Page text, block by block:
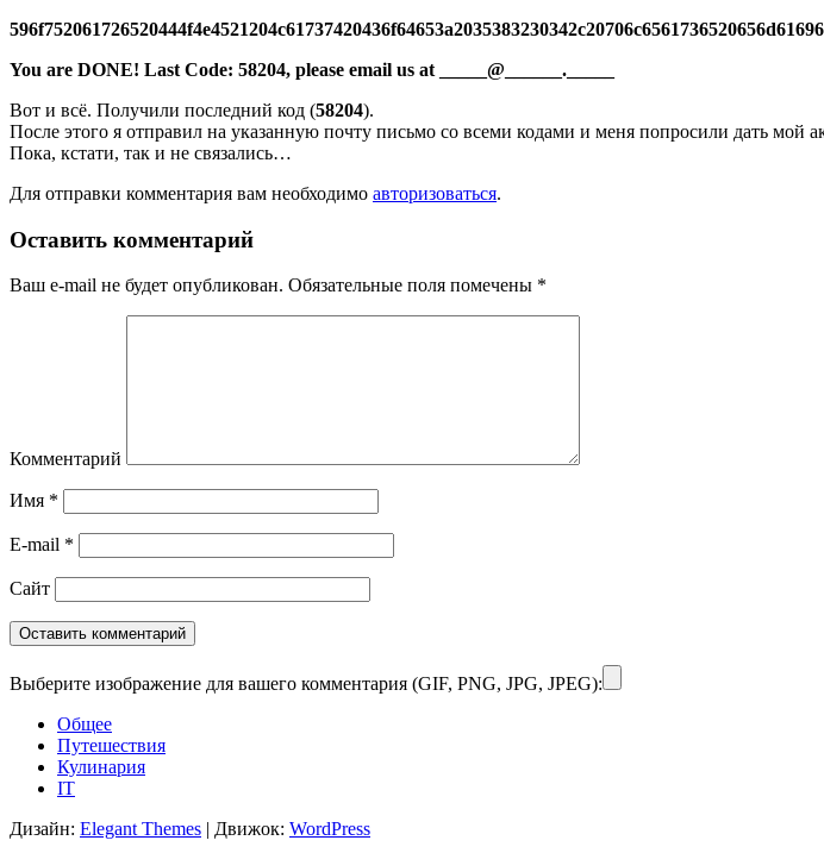
You are DONE! Last Code: 58204, please email us at _____@______._____
Вот и всё. Получили последний код (58204).
После этого я отправил на указанную почту письмо со всеми кодами и меня попросили дать мой
Пока, кстати, так и не связались…
Для отправки комментария вам необходимо авторизоваться.
Оставить комментарий
Ваш e-mail не будет опубликован. Обязательные поля помечены *
Комментарий
Имя *
E-mail *
Сайт
Выберите изображение для вашего комментария (GIF, PNG, JPG, JPEG):
Общее
Путешествия
Кулинария
IT
Дизайн: Elegant Themes | Движок: WordPress